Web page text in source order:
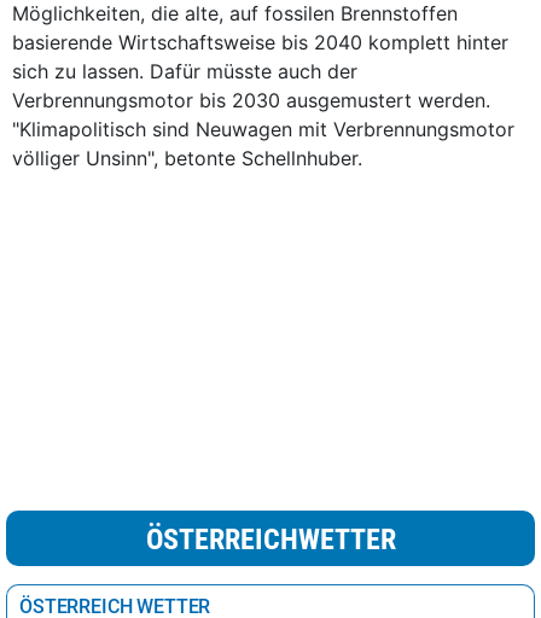
Möglichkeiten, die alte, auf fossilen Brennstoffen
basierende Wirtschaftsweise bis 2040 komplett hinter
sich zu lassen. Dafür müsste auch der
Verbrennungsmotor bis 2030 ausgemustert werden.
"Klimapolitisch sind Neuwagen mit Verbrennungsmotor
völliger Unsinn", betonte Schellnhuber.
ÖSTERREICHWETTER
ÖSTERREICH WETTER